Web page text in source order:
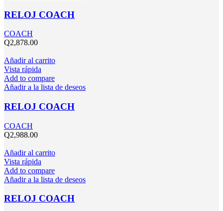
RELOJ COACH
COACH
Q2,878.00
Añadir al carrito
Vista rápida
Add to compare
Añadir a la lista de deseos
RELOJ COACH
COACH
Q2,988.00
Añadir al carrito
Vista rápida
Add to compare
Añadir a la lista de deseos
RELOJ COACH